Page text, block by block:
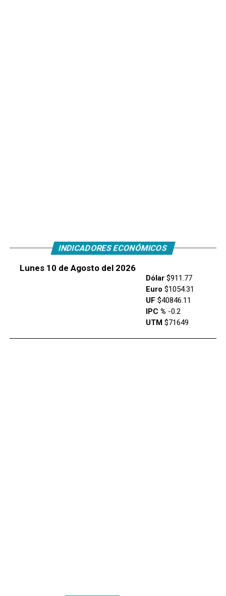
INDICADORES ECONÓMICOS
Lunes 10 de Agosto del 2026
Dólar$911.77
Euro $1054.31
UF $40846.11
IPC % -0.2
UTM$71649